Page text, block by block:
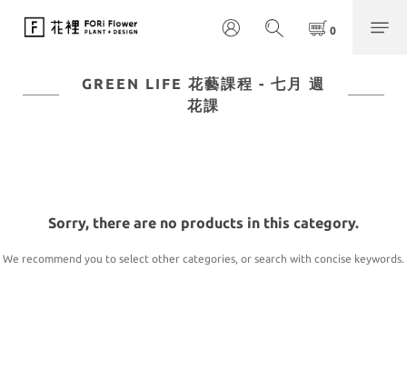
GREEN LIFE 花藝課程 - 七月 週
花課
Sorry, there are no products in this category.
We recommend you to select other categories, or search with concise keywords.